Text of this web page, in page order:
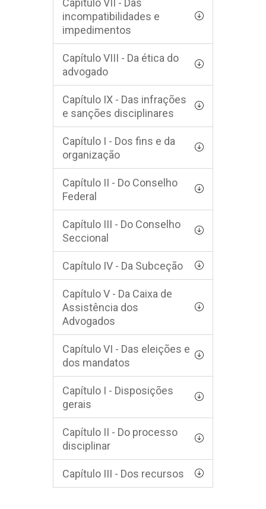
Capítulo VII - Das
incompatibilidades e
impedimentos
Capítulo VIII - Da ética do
advogado
Capítulo IX - Das infrações
e sanções disciplinares
Capítulo I - Dos fins e da
organização
Capítulo II - Do Conselho
Federal
Capítulo III - Do Conselho
Seccional
Capítulo IV - Da Subceção
Capítulo V - Da Caixa de
Assistência dos
Advogados
Capítulo VI - Das eleições e
dos mandatos
Capítulo I - Disposições
gerais
Capítulo II - Do processo
disciplinar
Capítulo III - Dos recursos